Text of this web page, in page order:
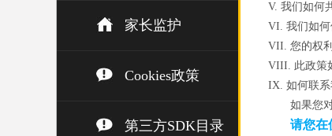
家长监护
Cookies政策
第三方SDK目录
V. 我们如何
VI. 我们如何
VII. 您的权利
VIII. 此政策
IX. 如何联系
如果您
请您在